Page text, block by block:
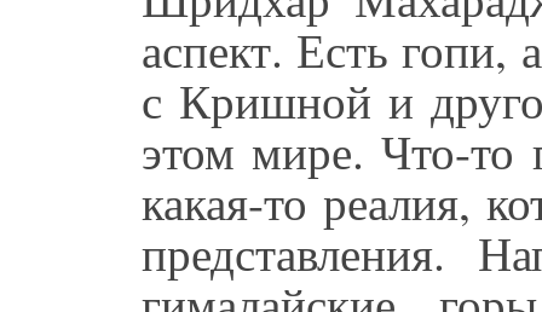
аспект. Есть гопи,
с Кришной и
этом мире. Что-то
какая-то реалия,
представления.